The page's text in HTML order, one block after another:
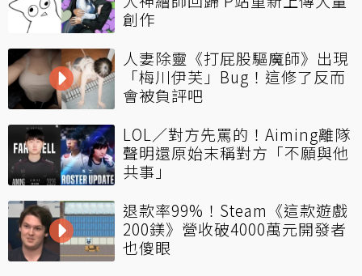
創作
人妻除靈《打屁股驅魔師》出現
「梅川伊芙」Bug！這修了反而
會被負評吧
LOL／對方先罵的！Aiming離隊
聲明還原始末稱對方「不願與他
共事」
退款率99%！Steam《這款遊戲
200鎂》營收破4000萬元開發者
也傻眼